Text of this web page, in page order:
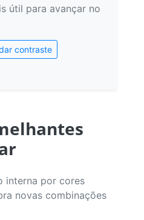
útil para avançar no
contraste
interna por cores
novas combinações